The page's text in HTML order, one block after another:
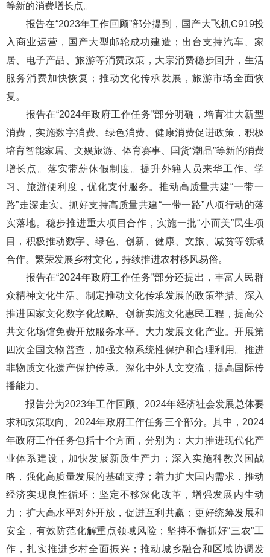
等新的消费增长点。
报告在“2023年工作回顾”部分提到，国产大飞机C919投
入商业运营，国产大型邮轮成功建造；出台支持汽车、家
居、电子产品、旅游等消费政策，大宗消费稳步回升，生活
服务消费加快恢复；推动文化传承发展，旅游市场全面恢
复。
报告在“2024年政府工作任务”部分明确，培育壮大新型
消费，实施数字消费、绿色消费、健康消费促进政策，积极
培育智能家居、文娱旅游、体育赛事、国货“潮品”等新的消费
增长点。落实带薪休假制度。提升外籍人员来华工作、学
习、旅游便利度，优化支付服务。推动高质量共建“一带一
路”走深走实。抓好支持高质量共建“一带一路”八项行动的落
实落地。稳步推进重大项目合作，实施一批“小而美”民生项
目，积极推动数字、绿色、创新、健康、文旅、减贫等领域
合作。繁荣发展乡村文化，持续推进农村移风易俗。
报告在“2024年政府工作任务”部分还提出，丰富人民群
众精神文化生活。制定推动文化传承发展的政策举措。深入
推进国家文化数字化战略。创新实施文化惠民工程，提高公
共文化场馆免费开放服务水平。大力发展文化产业。开展第
四次全国文物普查，加强文物系统性保护和合理利用。推进
非物质文化遗产保护传承。深化中外人文交流，提高国际传
播能力。
报告分为2023年工作回顾、2024年经济社会发展总体要
求和政策取向、2024年政府工作任务三个部分。其中，2024
年政府工作任务包括十个方面，分别为：大力推进现代化产
业体系建设，加快发展新质生产力；深入实施科教兴国战
略，强化高质量发展的基础支撑；着力扩大国内需求，推动
经济实现良性循环；坚定不移深化改革，增强发展内生动
力；扩大高水平对外开放，促进互利共赢；更好统筹发展和
安全，有效防范化解重点领域风险；坚持不懈抓好“三农”工
作，扎实推进乡村全面振兴；推动城乡融合和区域协调发